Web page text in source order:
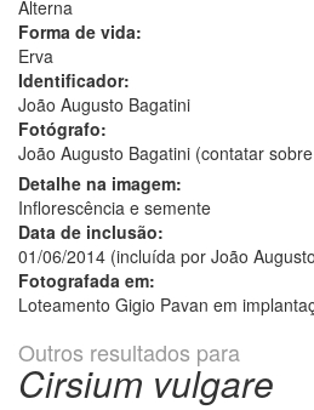
Alterna
Forma de vida:
Erva
Identificador:
João Augusto Bagatini
Fotógrafo:
João Augusto Bagatini (contatar
Detalhe na imagem:
Inflorescência e semente
Data de inclusão:
01/06/2014 (incluída por João
Fotografada em:
Loteamento Gigio Pavan em
Outros resultados para
Cirsium vulgare